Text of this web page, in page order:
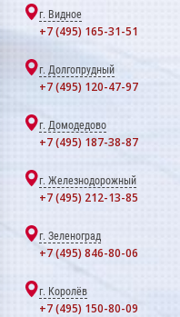
г. Видное
+7 (495) 165-31-51
г. Долгопрудный
+7 (495) 120-47-97
г. Домодедово
+7 (495) 187-38-87
г. Железнодорожный
+7 (495) 212-13-85
г. Зеленоград
+7 (495) 846-80-06
г. Королёв
+7 (495) 150-80-09